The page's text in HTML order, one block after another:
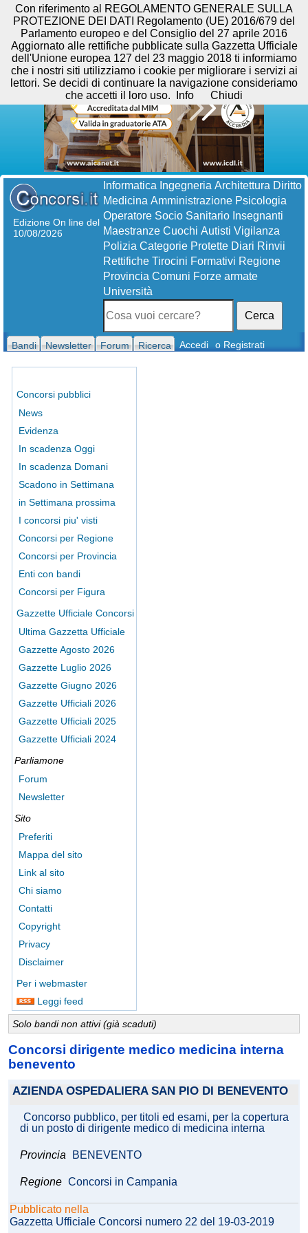
Edizione On line del
10/08/2026
Informatica Ingegneria Architettura Diritto
Medicina Amministrazione Psicologia
Operatore Socio Sanitario Insegnanti
Maestranze Cuochi Autisti Vigilanza
Polizia Categorie Protette Diari Rinvii
Rettifiche Tirocini Formativi Regione
Provincia Comuni Forze armate
Università
Cerca
Bandi Newsletter Forum Ricerca Accedi o Registrati
Concorsi pubblici
News
Evidenza
In scadenza Oggi
In scadenza Domani
Scadono in Settimana
in Settimana prossima
I concorsi piu' visti
Concorsi per Regione
Concorsi per Provincia
Enti con bandi
Concorsi per Figura
Gazzette Ufficiale Concorsi
Ultima Gazzetta Ufficiale
Gazzette Agosto 2026
Gazzette Luglio 2026
Gazzette Giugno 2026
Gazzette Ufficiali 2026
Gazzette Ufficiali 2025
Gazzette Ufficiali 2024
Parliamone
Forum
Newsletter
Sito
Preferiti
Mappa del sito
Link al sito
Chi siamo
Contatti
Copyright
Privacy
Disclaimer
Per i webmaster
Leggi feed
Solo bandi non attivi (già scaduti)
Concorsi dirigente medico medicina interna
benevento
AZIENDA OSPEDALIERA SAN PIO DI BENEVENTO
Concorso pubblico, per titoli ed esami, per la copertura
di un posto di dirigente medico di medicina interna
Provincia BENEVENTO
Regione Concorsi in Campania
Pubblicato nella
Gazzetta Ufficiale Concorsi numero 22 del 19-03-2019
Con riferimento al REGOLAMENTO GENERALE SULLA
PROTEZIONE DEI DATI Regolamento (UE) 2016/679 del
Parlamento europeo e del Consiglio del 27 aprile 2016
Aggiornato alle rettifiche pubblicate sulla Gazzetta Ufficiale
dell'Unione europea 127 del 23 maggio 2018 ti informiamo
che i nostri siti utilizziamo i cookie per migliorare i servizi ai
lettori. Se decidi di continuare la navigazione consideriamo
che accetti il loro uso.
Info Chiudi